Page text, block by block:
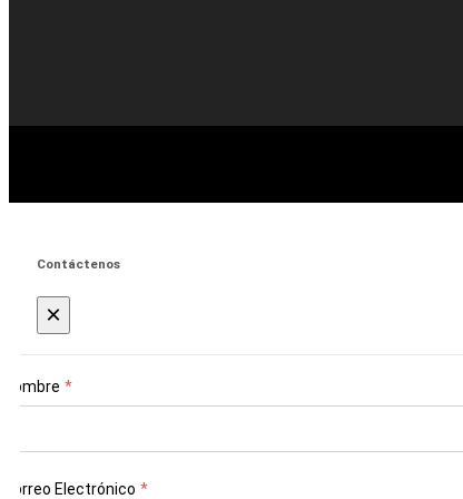
Contáctenos
×
Nombre *
Correo Electrónico *